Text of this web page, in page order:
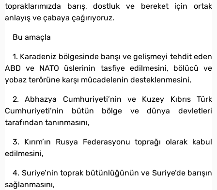
topraklarımızda barış, dostluk ve bereket için ortak
anlayış ve çabaya çağırıyoruz.
Bu amaçla
1. Karadeniz bölgesinde barışı ve gelişmeyi tehdit eden
ABD ve NATO üslerinin tasfiye edilmesini, bölücü ve
yobaz terörüne karşı mücadelenin desteklenmesini,
2. Abhazya Cumhuriyeti’nin ve Kuzey Kıbrıs Türk
Cumhuriyeti’nin bütün bölge ve dünya devletleri
tarafından tanınmasını,
3. Kırım’ın Rusya Federasyonu toprağı olarak kabul
edilmesini,
4. Suriye’nin toprak bütünlüğünün ve Suriye’de barışın
sağlanmasını,